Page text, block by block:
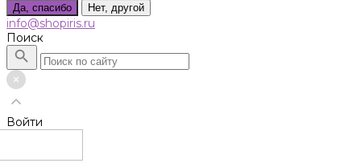
Да, спасибо Нет, другой
info@shopiris.ru
Поиск
Войти